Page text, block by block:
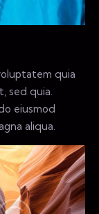
quia
sed quia.
eiusmod
aliqua.